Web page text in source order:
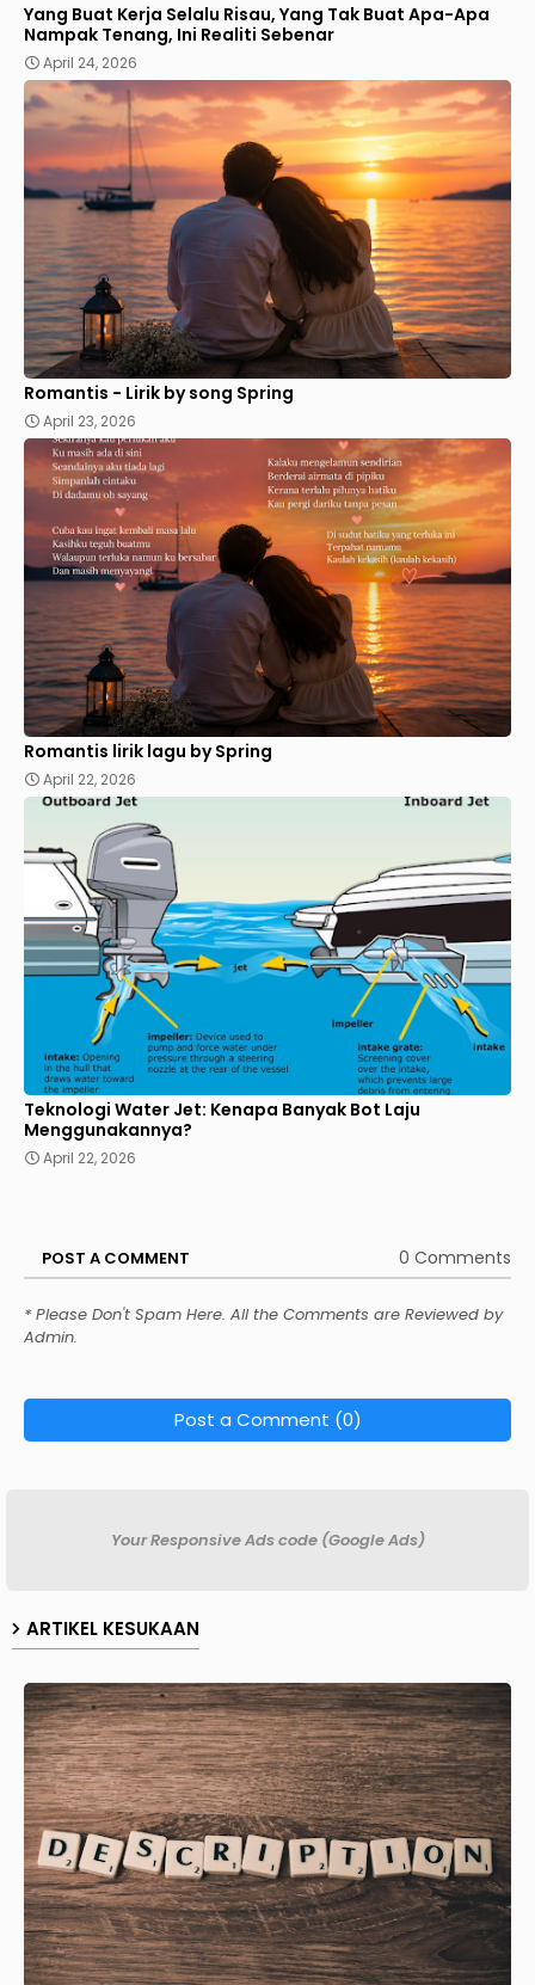
Yang Buat Kerja Selalu Risau, Yang Tak Buat Apa-Apa
Nampak Tenang, Ini Realiti Sebenar
April 24, 2026
Romantis - Lirik by song Spring
April 23, 2026
Romantis lirik lagu by Spring
April 22, 2026
Teknologi Water Jet: Kenapa Banyak Bot Laju
Menggunakannya?
April 22, 2026
POST A COMMENT 0 Comments
* Please Don't Spam Here. All the Comments are Reviewed by
Admin.
Post a Comment (0)
Your Responsive Ads code (Google Ads)
ARTIKEL KESUKAAN